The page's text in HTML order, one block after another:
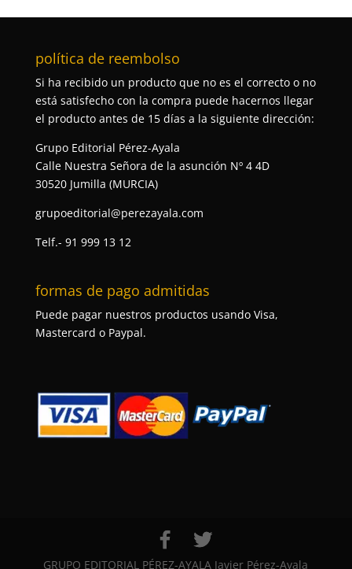
política de reembolso
Si ha recibido un producto que no es el correcto o no
está satisfecho con la compra puede hacernos llegar
el producto antes de 15 días a la siguiente dirección:
Grupo Editorial Pérez-Ayala
Calle Nuestra Señora de la asunción Nº 4 4D
30520 Jumilla (MURCIA)
grupoeditorial@perezayala.com
Telf.- 91 999 13 12
formas de pago admitidas
Puede pagar nuestros productos usando Visa,
Mastercard o Paypal.
GRUPO EDITORIAL PÉREZ-AYALA Javier Pérez-Ayala